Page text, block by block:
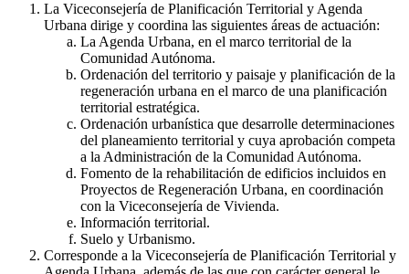
La Viceconsejería de Planificación Territorial y Agenda
Urbana dirige y coordina las siguientes áreas de actuación:
La Agenda Urbana, en el marco territorial de la
Comunidad Autónoma.
Ordenación del territorio y paisaje y planificación de la
regeneración urbana en el marco de una planificación
territorial estratégica.
Ordenación urbanística que desarrolle determinaciones
del planeamiento territorial y cuya aprobación competa
a la Administración de la Comunidad Autónoma.
Fomento de la rehabilitación de edificios incluidos en
Proyectos de Regeneración Urbana, en coordinación
con la Viceconsejería de Vivienda.
Información territorial.
Suelo y Urbanismo.
Corresponde a la Viceconsejería de Planificación Territorial y